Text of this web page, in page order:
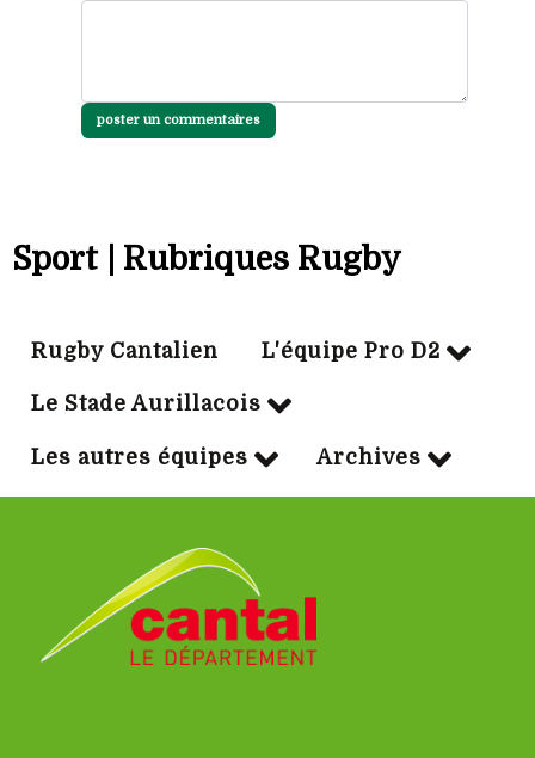
poster un commentaires
Sport | Rubriques Rugby
Rugby Cantalien L'équipe Pro D2
Le Stade Aurillacois
Les autres équipes Archives